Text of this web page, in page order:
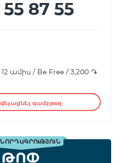
87 55
12 ամիս / Be Free / 3,200 ֏
զամբյուղ
ԹՈՓ